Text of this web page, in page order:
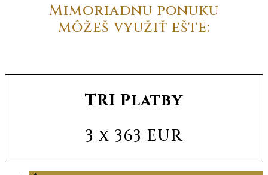
Mimoriadnu ponuku
môžeš využiť ešte:
TRI Platby
3 x 363 EUR